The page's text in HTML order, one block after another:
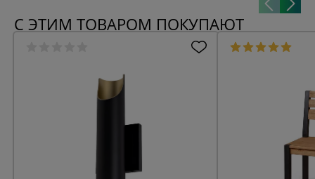
С ЭТИМ ТОВАРОМ ПОКУПАЮТ